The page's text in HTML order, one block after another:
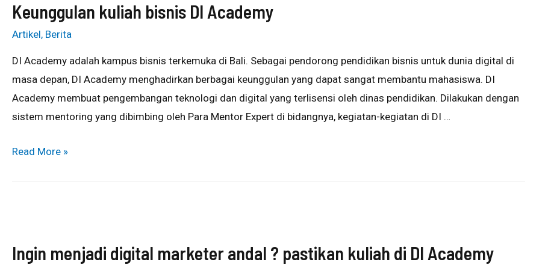
Keunggulan kuliah bisnis DI Academy
Artikel, Berita
DI Academy adalah kampus bisnis terkemuka di Bali. Sebagai pendorong pendidikan bisnis untuk dunia digital di
masa depan, DI Academy menghadirkan berbagai keunggulan yang dapat sangat membantu mahasiswa. DI
Academy membuat pengembangan teknologi dan digital yang terlisensi oleh dinas pendidikan. Dilakukan dengan
sistem mentoring yang dibimbing oleh Para Mentor Expert di bidangnya, kegiatan-kegiatan di DI …
Read More »
Ingin menjadi digital marketer andal ? pastikan kuliah di DI Academy